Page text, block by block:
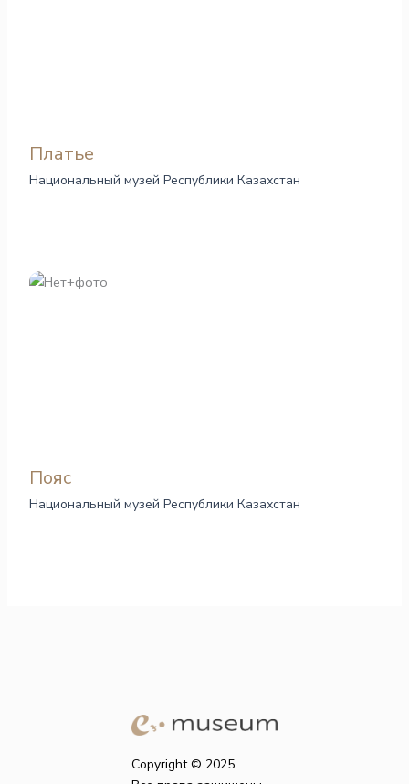
Платье
Национальный музей Республики Казахстан
Пояс
Национальный музей Республики Казахстан
Copyright © 2025.